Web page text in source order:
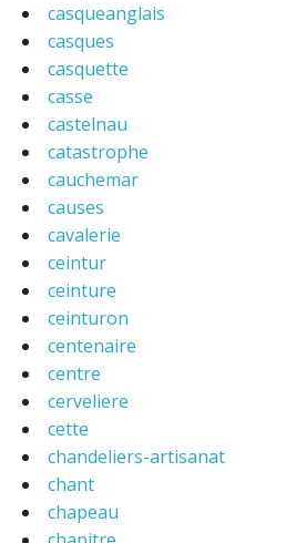
casqueanglais
casques
casquette
casse
castelnau
catastrophe
cauchemar
causes
cavalerie
ceintur
ceinture
ceinturon
centenaire
centre
cerveliere
cette
chandeliers-artisanat
chant
chapeau